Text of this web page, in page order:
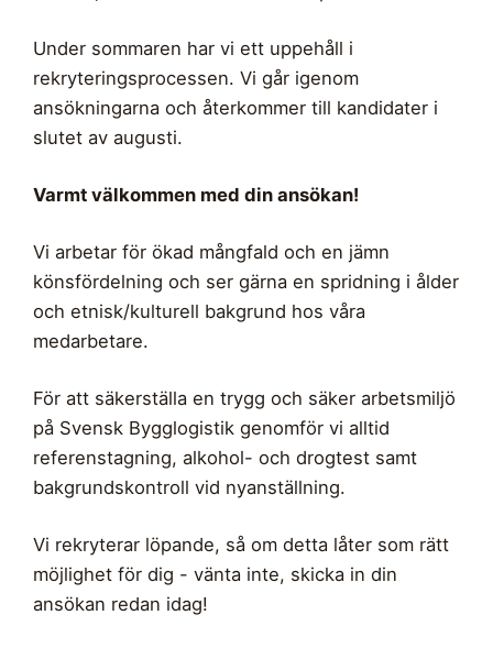
Under sommaren har vi ett uppehåll i
rekryteringsprocessen. Vi går igenom
ansökningarna och återkommer till kandidater i
slutet av augusti.
Varmt välkommen med din ansökan!
Vi arbetar för ökad mångfald och en jämn
könsfördelning och ser gärna en spridning i ålder
och etnisk/kulturell bakgrund hos våra
medarbetare.
För att säkerställa en trygg och säker arbetsmiljö
på Svensk Bygglogistik genomför vi alltid
referenstagning, alkohol- och drogtest samt
bakgrundskontroll vid nyanställning.
Vi rekryterar löpande, så om detta låter som rätt
möjlighet för dig - vänta inte, skicka in din
ansökan redan idag!